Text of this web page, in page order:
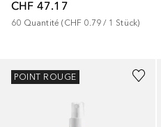
CHF 47.17
60 Quantité (CHF 0.79 / 1 Stück)
POINT ROUGE